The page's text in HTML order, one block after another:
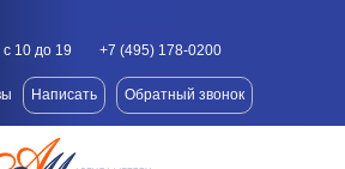
10 до 19 +7 (495) 178-0200
Написать Обратный звонок